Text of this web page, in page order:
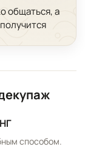
общаться, а
способом.